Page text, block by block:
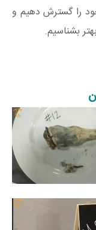
را گسترش دهیم و
بشناسیم.